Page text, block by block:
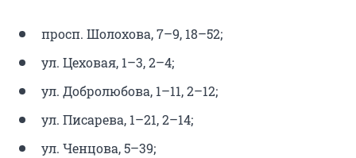
просп. Шолохова, 7–9, 18–52;
ул. Цеховая, 1–3, 2–4;
ул. Добролюбова, 1–11, 2–12;
ул. Писарева, 1–21, 2–14;
ул. Ченцова, 5–39;